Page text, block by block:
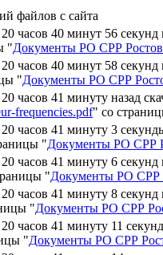
файлов с сайта
часов 40 минут 56 секунд
"Документы РО СРР
часов 40 минут 58 секунд
"Документы РО СРР
часов 41 минуту назад
frequencies.pdf" со
часов 41 минуту 3
"Документы РО СРР
часов 41 минуту 6 секунд
"Документы РО СРР
часов 41 минуту 8 секунд
"Документы РО СРР
часов 41 минуту 11
"Документы РО СРР